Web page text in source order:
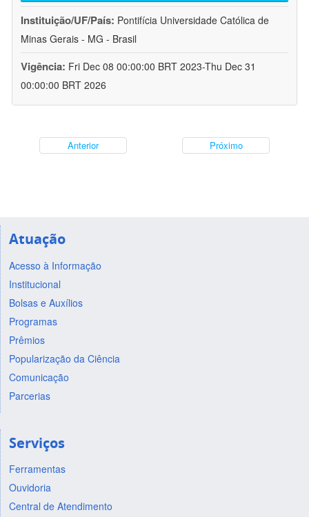
Instituição/UF/País: Pontifícia Universidade Católica de
Minas Gerais - MG - Brasil
Vigência: Fri Dec 08 00:00:00 BRT 2023-Thu Dec 31
00:00:00 BRT 2026
Anterior Próximo
Atuação
Acesso à Informação
Institucional
Bolsas e Auxílios
Programas
Prêmios
Popularização da Ciência
Comunicação
Parcerias
Serviços
Ferramentas
Ouvidoria
Central de Atendimento